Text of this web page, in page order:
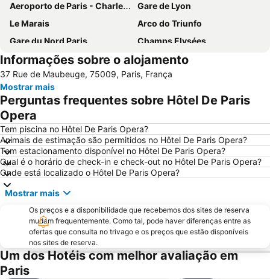
Aeroporto de Paris - Charles de Gaulle
Gare de Lyon
Le Marais
Arco do Triunfo
Gare du Nord Paris
Champs Elysées
58 tour eiffel
Quartier Latin
8th district Élysée
9th district Opéra
Museu do Louvre
6th district Luxembourg
Paris Expo Porte de Versailles
Montparnasse
Stade de France
7th district Palais Bourbon
15th district Vaugirard
Disney Village
3rd district Temple
14th district Observatoire
Bercy
4th district Hôtel-de-Ville
18th district la Butte-Montmartre
11th district Popincourt
Notre-Dame Cathedral
Centre commercial International Val d'Europe
2nd district la Bourse
Palais des Congrès de Paris
Palais Garnier Opera National de Paris
Informações sobre o alojamento
37 Rue de Maubeuge, 75009, Paris, França
Mostrar mais
Perguntas frequentes sobre Hôtel De Paris
Opera
Tem piscina no Hôtel De Paris Opera?
Animais de estimação são permitidos no Hôtel De Paris Opera?
Tem estacionamento disponível no Hôtel De Paris Opera?
Qual é o horário de check-in e check-out no Hôtel De Paris Opera?
Onde está localizado o Hôtel De Paris Opera?
Mostrar mais
Os preços e a disponibilidade que recebemos dos sites de reserva
mudam frequentemente. Como tal, pode haver diferenças entre as
ofertas que consulta no trivago e os preços que estão disponíveis
nos sites de reserva.
Um dos Hotéis com melhor avaliação em
Paris